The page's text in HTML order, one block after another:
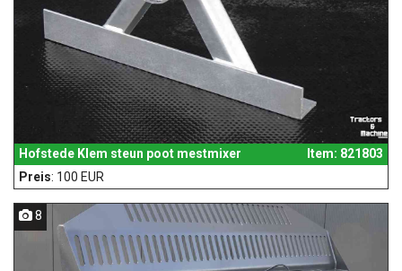
Hofstede Klem steun poot mestmixer
Item: 821803
Preis: 100 EUR
8